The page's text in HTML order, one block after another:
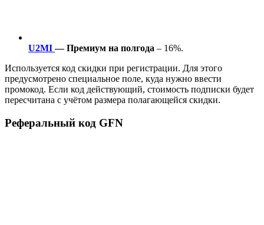
U2MI— Премиум на полгода – 16%.
Используется код скидки при регистрации. Для этого
предусмотрено специальное поле, куда нужно ввести
промокод. Если код действующий, стоимость подписки будет
пересчитана с учётом размера полагающейся скидки.
Реферальный код GFN